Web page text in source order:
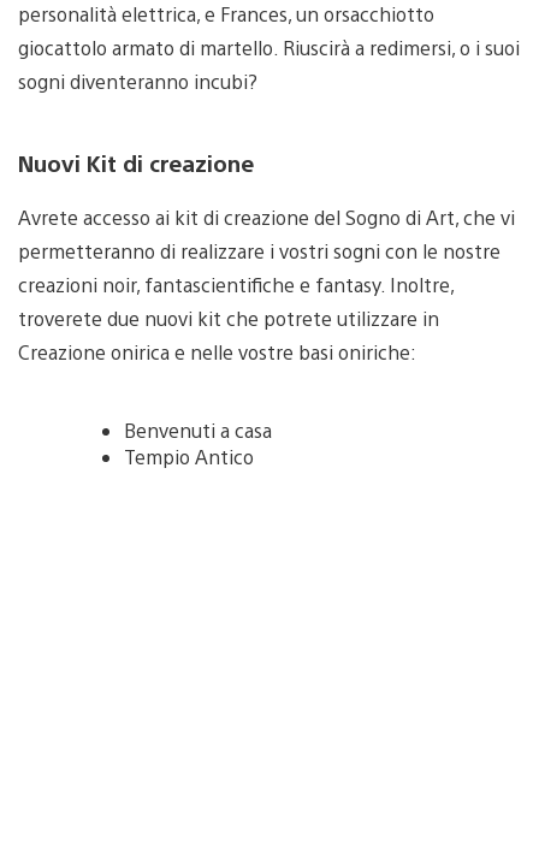
personalità elettrica, e Frances, un orsacchiotto
giocattolo armato di martello. Riuscirà a redimersi, o i suoi
sogni diventeranno incubi?
Nuovi Kit di creazione
Avrete accesso ai kit di creazione del Sogno di Art, che vi
permetteranno di realizzare i vostri sogni con le nostre
creazioni noir, fantascientifiche e fantasy. Inoltre,
troverete due nuovi kit che potrete utilizzare in
Creazione onirica e nelle vostre basi oniriche:
Benvenuti a casa
Tempio Antico